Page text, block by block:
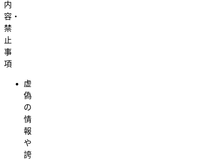
内
容・
禁
止
事
項
虚
偽
の
情
報
や
誇